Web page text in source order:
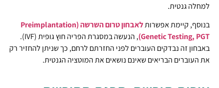
למחלה גנטית.
בנוסף, קיימת אפשרות
לאבחון טרום השרשה (Preimplantation
Genetic Testing, PGT)
, הנעשה במסגרת הפריה חוץ גופית (IVF).
באבחון זה נבדקים העוברים לפני החזרתם לרחם, כך שניתן להחזיר רק
את העוברים הבריאים שאינם נושאים את המוטציה הגנטית.